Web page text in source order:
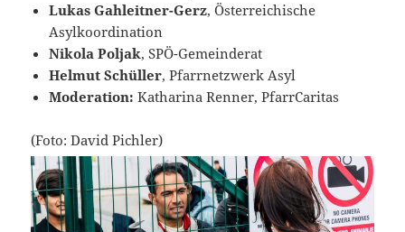
Lukas Gahleitner-Gerz, Österreichische
Asylkoordination
Nikola Poljak, SPÖ-Gemeinderat
Helmut Schüller, Pfarrnetzwerk Asyl
Moderation: Katharina Renner, PfarrCaritas
(Foto: David Pichler)